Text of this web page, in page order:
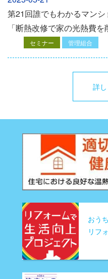
第21回誰でもわかるマンシ
「断熱改修で家の光熱費
セミナー 管理組合
詳
おう
リフ